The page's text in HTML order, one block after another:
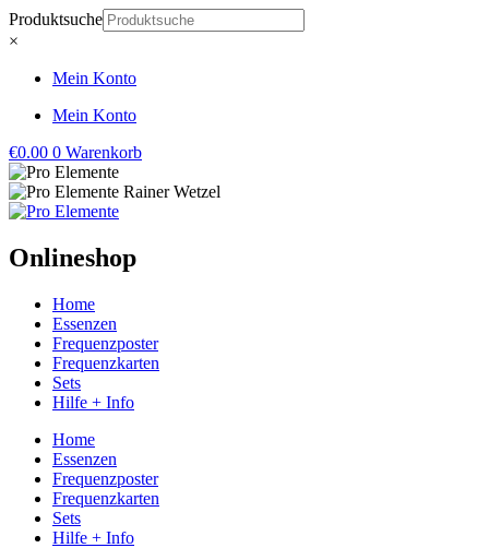
Zum
Inhalt
Produktsuche
×
Mein Konto
Mein Konto
€0.00 0 Warenkorb
Onlineshop
Home
Essenzen
Frequenzposter
Frequenzkarten
Sets
Hilfe + Info
Home
Essenzen
Frequenzposter
Frequenzkarten
Sets
Hilfe + Info